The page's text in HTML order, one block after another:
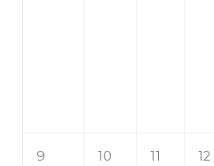
9 10 11 12